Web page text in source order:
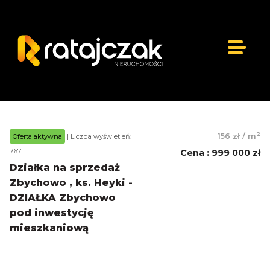
Oferta aktywna
| Liczba wyświetleń:
767
Działka na sprzedaż
Zbychowo , ks. Heyki -
DZIAŁKA Zbychowo
pod inwestycję
mieszkaniową
156 zł / m2
Cena : 999 000 zł